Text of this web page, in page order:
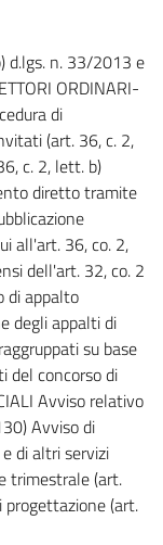
d.lgs. n. 33/2013 e
ORDINARI-
di
(art. 36, c. 2,
c. 2, lett. b)
diretto tramite
all'art. 36, co. 2,
dell'art. 32, co. 2
di appalto
degli appalti di
su base
del concorso di
Avviso relativo
Avviso di
di altri servizi
trimestrale (art.
progettazione (art.